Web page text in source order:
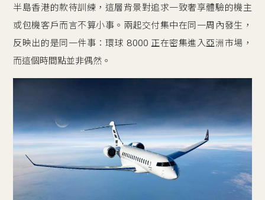
半島香港的款待訓練，這層背景對追求一致奢享體驗的機主
或包機客戶而言不算小事。兩起交付集中在同一周內發生，
反映出的是同一件事：環球 8000 正在密集進入亞洲市場，
而這個時間點並非偶然。